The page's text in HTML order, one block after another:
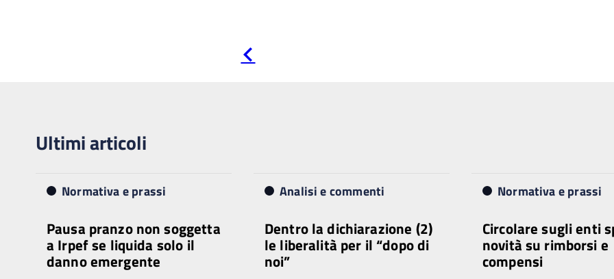
precedente
Ultimi articoli
Normativa e prassi
Pausa pranzo non soggetta
a Irpef se liquida solo il
danno emergente
Analisi e commenti
Dentro la dichiarazione (2)
le liberalità per il “dopo di
noi”
Normativa e prassi
Circolare sugli enti
novità su rimborsi e
compensi